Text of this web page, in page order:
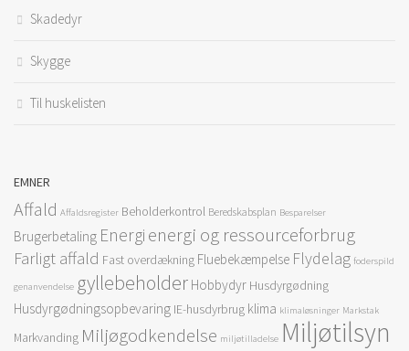
Skadedyr
Skygge
Til huskelisten
EMNER
Affald Affaldsregister Beholderkontrol Beredskabsplan Besparelser
Brugerbetaling Energi energi og ressourceforbrug
Farligt affald Fast overdækning Fluebekæmpelse Flydelag foderspild
genanvendelse gyllebeholder Hobbydyr Husdyrgødning
Husdyrgødningsopbevaring IE-husdyrbrug klima klimaløsninger Markstak
Markvanding Miljøgodkendelse miljøtilladelse Miljøtilsyn